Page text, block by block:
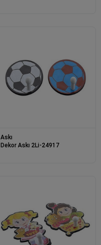
Askı
Dekor Askı 2Li-24917